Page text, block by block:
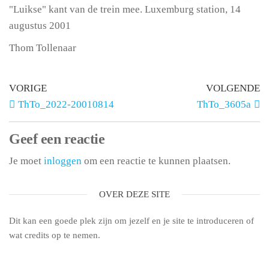
"Luikse" kant van de trein mee. Luxemburg station, 14
augustus 2001
Thom Tollenaar
VORIGE
ThTo_2022-20010814
VOLGENDE
ThTo_3605a
Geef een reactie
Je moet inloggen om een reactie te kunnen plaatsen.
OVER DEZE SITE
Dit kan een goede plek zijn om jezelf en je site te introduceren of
wat credits op te nemen.